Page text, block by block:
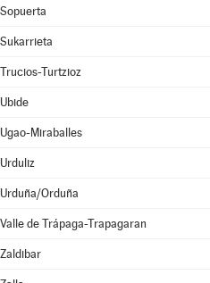
Sopuerta
Sukarrieta
Trucios-Turtzioz
Ubide
Ugao-Miraballes
Urduliz
Urduña/Orduña
Valle de Trápaga-Trapagaran
Zaldibar